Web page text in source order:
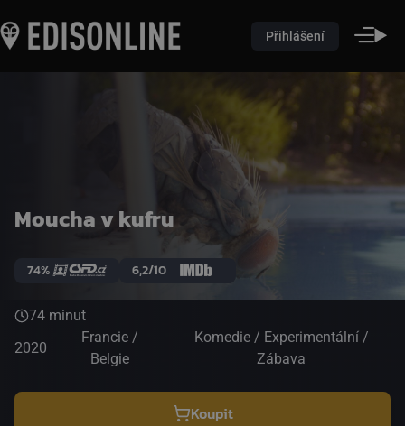
Přihlášení
Moucha v kufru
74% 6,2/10
74 minut
2020
Francie /
Belgie
Komedie / Experimentální /
Zábava
Koupit